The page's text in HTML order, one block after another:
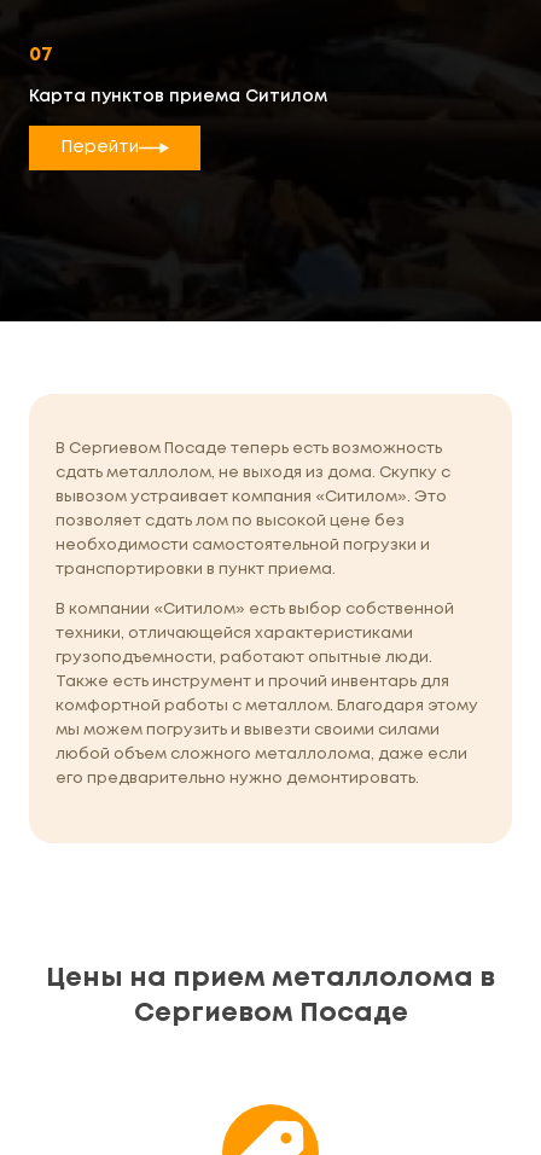
07
Карта пунктов приема Ситилом
Перейти
В Сергиевом Посаде теперь есть возможность
сдать металлолом, не выходя из дома. Скупку с
вывозом устраивает компания «Ситилом». Это
позволяет сдать лом по высокой цене без
необходимости самостоятельной погрузки и
транспортировки в пункт приема.
В компании «Ситилом» есть выбор собственной
техники, отличающейся характеристиками
грузоподъемности, работают опытные люди.
Также есть инструмент и прочий инвентарь для
комфортной работы с металлом. Благодаря этому
мы можем погрузить и вывезти своими силами
любой объем сложного металлолома, даже если
его предварительно нужно демонтировать.
Цены на прием металлолома в
Сергиевом Посаде